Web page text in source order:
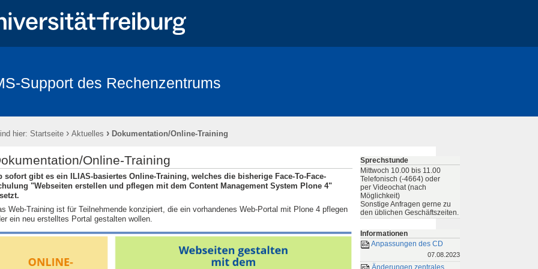
Support des Rechenzentrums
hier: Startseite › Aktuelles › Dokumentation/Online-Training
Online-Training
sofort gibt es ein ILIAS-basiertes Online-Training, welches die bisherige Face-To-Face-
"Webseiten erstellen und pflegen mit dem Content Management System Plone 4"
Web-Training ist für Teilnehmende konzipiert, die ein vorhandenes Web-Portal mit Plone 4 pflegen
ein neu erstelltes Portal gestalten wollen.
Sprechstunde
Mittwoch 10.00 bis 11.00
Telefonisch (-4664) oder
per Videochat (nach
Möglichkeit)
Sonstige Anfragen gerne zu
den üblichen Geschäftszeiten.
Informationen
Anpassungen des CD
07.08.2023